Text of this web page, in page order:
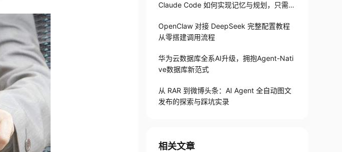
Claude Code 如何实现记忆与规划，只需1
OpenClaw 对接 DeepSeek 完整配置教程
从零搭建调用流程
华为云数据库全系AI升级，拥抱Agent-Nati
ve数据库新范式
从 RAR 到微博头条：AI Agent 全自动图文
发布的探索与踩坑实录
相关文章